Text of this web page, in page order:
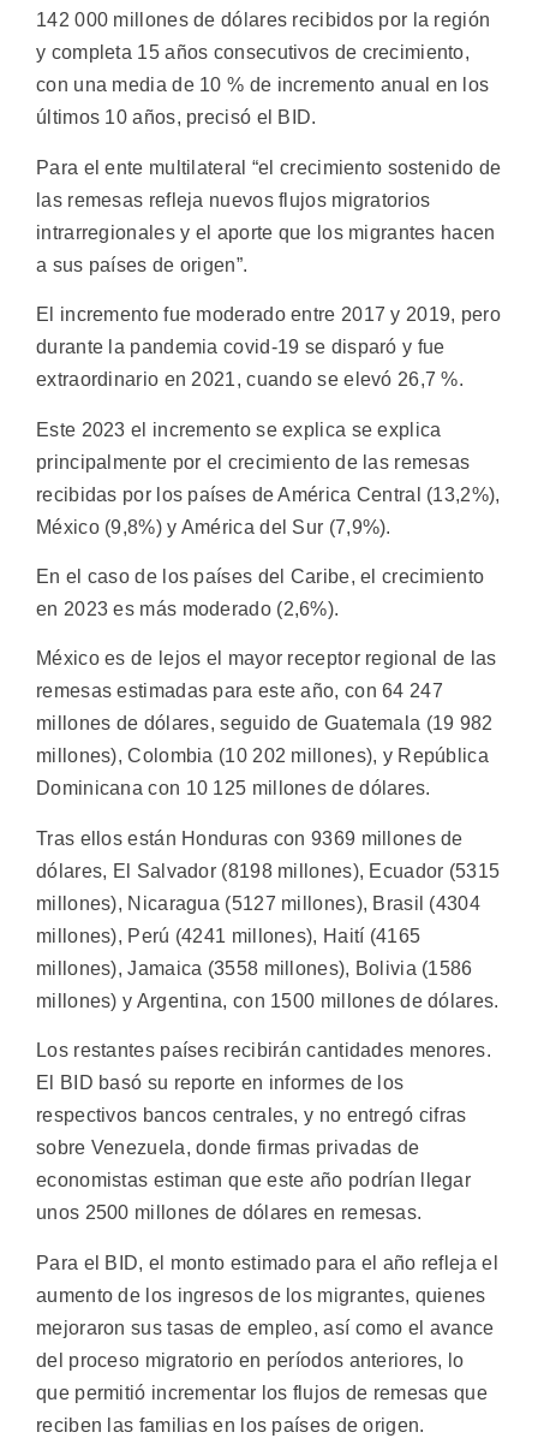
142 000 millones de dólares recibidos por la región
y completa 15 años consecutivos de crecimiento,
con una media de 10 % de incremento anual en los
últimos 10 años, precisó el BID.
Para el ente multilateral “el crecimiento sostenido de
las remesas refleja nuevos flujos migratorios
intrarregionales y el aporte que los migrantes hacen
a sus países de origen”.
El incremento fue moderado entre 2017 y 2019, pero
durante la pandemia covid-19 se disparó y fue
extraordinario en 2021, cuando se elevó 26,7 %.
Este 2023 el incremento se explica se explica
principalmente por el crecimiento de las remesas
recibidas por los países de América Central (13,2%),
México (9,8%) y América del Sur (7,9%).
En el caso de los países del Caribe, el crecimiento
en 2023 es más moderado (2,6%).
México es de lejos el mayor receptor regional de las
remesas estimadas para este año, con 64 247
millones de dólares, seguido de Guatemala (19 982
millones), Colombia (10 202 millones), y República
Dominicana con 10 125 millones de dólares.
Tras ellos están Honduras con 9369 millones de
dólares, El Salvador (8198 millones), Ecuador (5315
millones), Nicaragua (5127 millones), Brasil (4304
millones), Perú (4241 millones), Haití (4165
millones), Jamaica (3558 millones), Bolivia (1586
millones) y Argentina, con 1500 millones de dólares.
Los restantes países recibirán cantidades menores.
El BID basó su reporte en informes de los
respectivos bancos centrales, y no entregó cifras
sobre Venezuela, donde firmas privadas de
economistas estiman que este año podrían llegar
unos 2500 millones de dólares en remesas.
Para el BID, el monto estimado para el año refleja el
aumento de los ingresos de los migrantes, quienes
mejoraron sus tasas de empleo, así como el avance
del proceso migratorio en períodos anteriores, lo
que permitió incrementar los flujos de remesas que
reciben las familias en los países de origen.